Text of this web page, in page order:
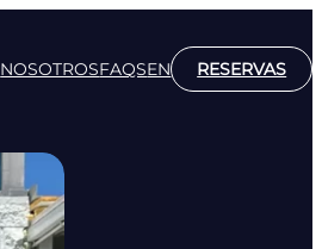
NOSOTROSFAQSEN RESERVAS